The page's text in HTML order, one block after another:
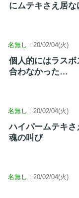
にムテキさえ居
名無し : 20/02/04(火)
個人的にはラス
合わなかった…
名無し : 20/02/04(火)
ハイパームテキ
魂の叫び
名無し : 20/02/04(火)